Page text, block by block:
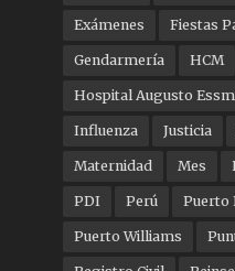
Exámenes Fiestas
Gendarmería HCM
Hospital Augusto
Influenza Justicia
Maternidad Mes
PDI Perú Puerto
Puerto Williams